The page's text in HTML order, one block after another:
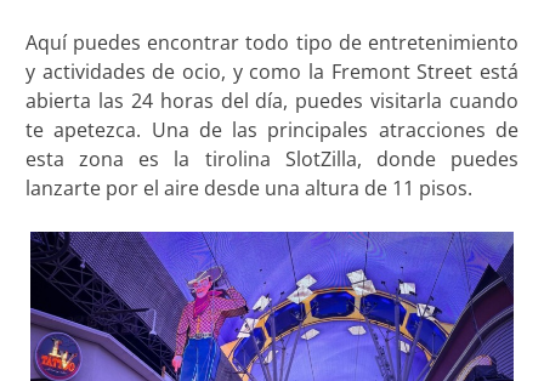
Aquí puedes encontrar todo tipo de entretenimiento
y actividades de ocio, y como la Fremont Street está
abierta las 24 horas del día, puedes visitarla cuando
te apetezca. Una de las principales atracciones de
esta zona es la tirolina SlotZilla, donde puedes
lanzarte por el aire desde una altura de 11 pisos.